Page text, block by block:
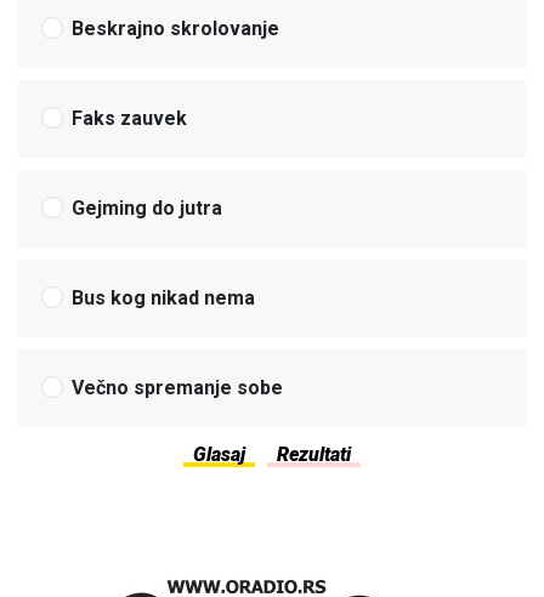
Beskrajno skrolovanje
Faks zauvek
Gejming do jutra
Bus kog nikad nema
Večno spremanje sobe